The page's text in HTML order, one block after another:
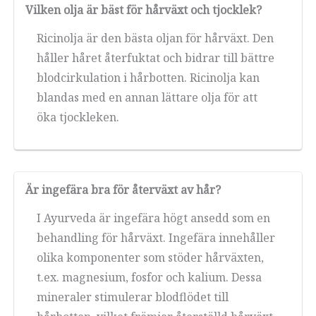
Vilken olja är bäst för hårväxt och tjocklek?
Ricinolja är den bästa oljan för hårväxt. Den
håller håret återfuktat och bidrar till bättre
blodcirkulation i hårbotten. Ricinolja kan
blandas med en annan lättare olja för att
öka tjockleken.
Är ingefära bra för återväxt av hår?
I Ayurveda är ingefära högt ansedd som en
behandling för hårväxt. Ingefära innehåller
olika komponenter som stöder hårväxten,
t.ex. magnesium, fosfor och kalium. Dessa
mineraler stimulerar blodflödet till